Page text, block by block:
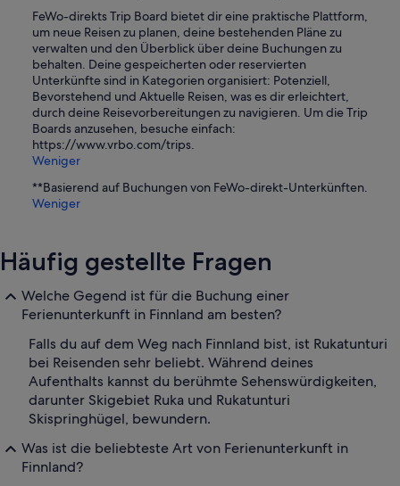
FeWo-direkts Trip Board bietet dir eine praktische Plattform,
um neue Reisen zu planen, deine bestehenden Pläne zu
verwalten und den Überblick über deine Buchungen zu
behalten. Deine gespeicherten oder reservierten
Unterkünfte sind in Kategorien organisiert: Potenziell,
Bevorstehend und Aktuelle Reisen, was es dir erleichtert,
durch deine Reisevorbereitungen zu navigieren. Um die Trip
Boards anzusehen, besuche einfach:
https://www.vrbo.com/trips.
Weniger
**Basierend auf Buchungen von FeWo-direkt-Unterkünften.
Weniger
Häufig gestellte Fragen
Welche Gegend ist für die Buchung einer
Ferienunterkunft in Finnland am besten?
Falls du auf dem Weg nach Finnland bist, ist Rukatunturi
bei Reisenden sehr beliebt. Während deines
Aufenthalts kannst du berühmte Sehenswürdigkeiten,
darunter Skigebiet Ruka und Rukatunturi
Skispringhügel, bewundern.
Was ist die beliebteste Art von Ferienunterkunft in
Finnland?